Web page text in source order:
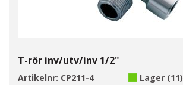
T-rör inv/utv/inv 1/2"
Artikelnr: CP211-4
Lager (11)